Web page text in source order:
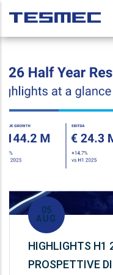
main
05
AUG
HIGHLIGHTS H1
PROSPETTIVE